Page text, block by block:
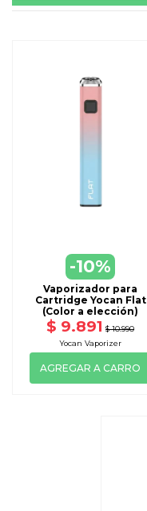
-10%
Vaporizador para
Cartridge Yocan Flat
(Color a elección)
$ 9.891 $ 10.990
Yocan Vaporizer
AGREGAR A CARRO